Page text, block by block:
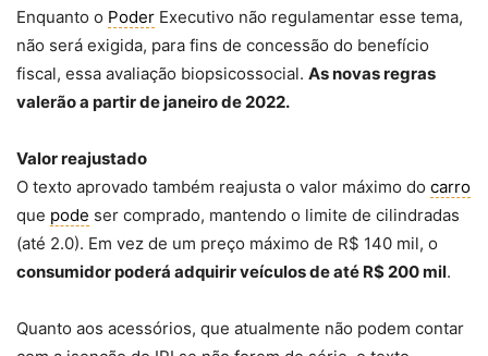
Enquanto o Poder Executivo não regulamentar esse tema,
não será exigida, para fins de concessão do benefício
fiscal, essa avaliação biopsicossocial. As novas regras
valerão a partir de janeiro de 2022.
Valor reajustado
O texto aprovado também reajusta o valor máximo do carro
que pode ser comprado, mantendo o limite de cilindradas
(até 2.0). Em vez de um preço máximo de R$ 140 mil, o
consumidor poderá adquirir veículos de até R$ 200 mil.
Quanto aos acessórios, que atualmente não podem contar